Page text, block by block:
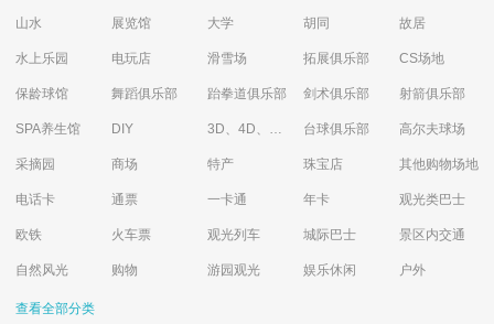
山水 展览馆 大学 胡同 故居
水上乐园 电玩店 滑雪场 拓展俱乐部 CS场地
保龄球馆 舞蹈俱乐部 跆拳道俱乐部 剑术俱乐部 射箭俱乐部
SPA养生馆 DIY 3D、4D、5D艺术体验馆 台球俱乐部 高尔夫球场
采摘园 商场 特产 珠宝店 其他购物场地
电话卡 通票 一卡通 年卡 观光类巴士
欧铁 火车票 观光列车 城际巴士 景区内交通
自然风光 购物 游园观光 娱乐休闲 户外
查看全部分类